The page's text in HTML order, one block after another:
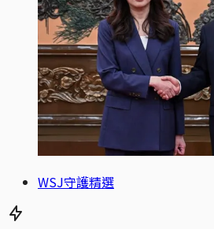
WSJ守護精選